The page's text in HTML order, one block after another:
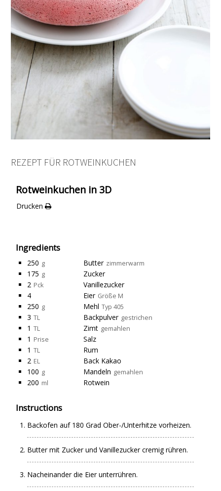
REZEPT FÜR ROTWEINKUCHEN
Rotweinkuchen in 3D
Drucken
Ingredients
250 g Butter zimmerwarm
175 g
Zucker
2 Pck
Vanillezucker
4
Eier Größe M
250 g Mehl Typ 405
3 TL Backpulver gestrichen
1 TL Zimt gemahlen
1 Prise
Salz
1 TL
Rum
2 EL
Back Kakao
100 g Mandeln gemahlen
200 ml Rotwein
Instructions
Backofen auf 180 Grad Ober-/Unterhitze vorheizen.
Butter mit Zucker und Vanillezucker cremig rühren.
Nacheinander die Eier unterrühren.